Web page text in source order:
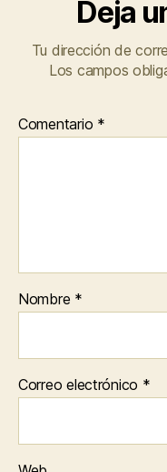
Deja
Tu dirección de
Los campos
Comentario *
Nombre *
Correo electrónico *